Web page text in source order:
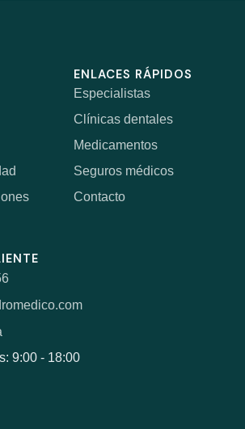
ENLACES RÁPIDOS
Especialistas
Clínicas dentales
Medicamentos
Seguros médicos
Contacto
9:00 - 18:00